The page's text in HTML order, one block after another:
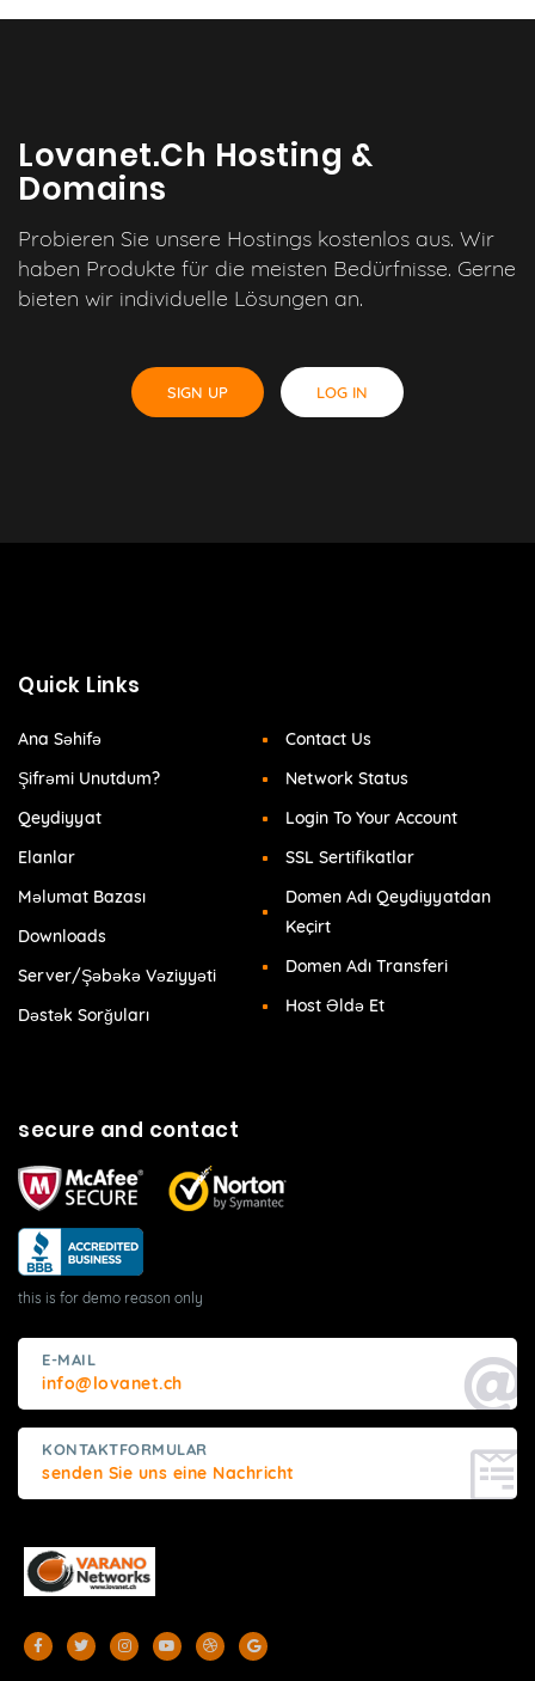
Lovanet.ch Hosting &
Domains
Probieren Sie unsere Hostings kostenlos aus. Wir
haben Produkte für die meisten Bedürfnisse. Gerne
bieten wir individuelle Lösungen an.
SIGN UP LOG IN
Quick Links
Ana Səhifə
Şifrəmi Unutdum?
Qeydiyyat
Elanlar
Məlumat Bazası
Downloads
Server/Şəbəkə Vəziyyəti
Dəstək Sorğuları
Contact Us
Network Status
Login To Your Account
SSL Sertifikatlar
Domen Adı Qeydiyyatdan
Keçirt
Domen Adı Transferi
Host Əldə Et
secure and contact
this is for demo reason only
E-MAIL
info@lovanet.ch
KONTAKTFORMULAR
senden Sie uns eine Nachricht